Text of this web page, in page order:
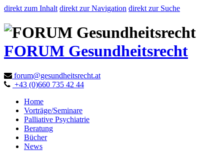
direkt zum Inhalt direkt zur Navigation direkt zur Suche
FORUM Gesundheitsrecht
forum@gesundheitsrecht.at
+43 (0)660 735 42 44
Home
Vorträge/Seminare
Palliative Psychiatrie
Beratung
Bücher
News